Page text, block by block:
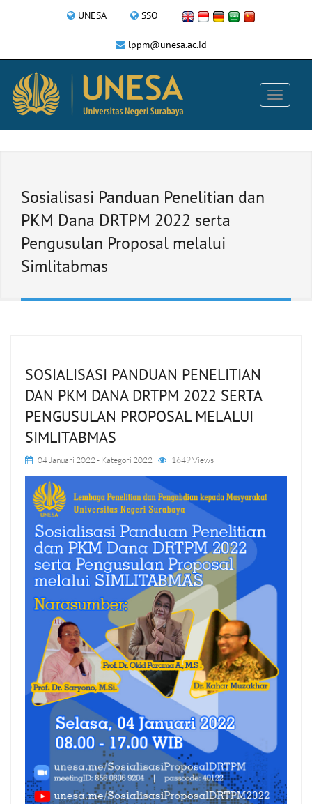
UNESA SSO
lppm@unesa.ac.id
Sosialisasi Panduan Penelitian dan
PKM Dana DRTPM 2022 serta
Pengusulan Proposal melalui
Simlitabmas
SOSIALISASI PANDUAN PENELITIAN
DAN PKM DANA DRTPM 2022 SERTA
PENGUSULAN PROPOSAL MELALUI
SIMLITABMAS
04 Januari 2022- Kategori 2022 1649 Views